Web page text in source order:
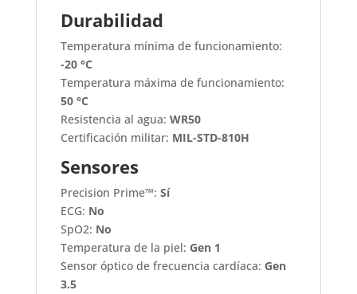
Durabilidad
Temperatura mínima de funcionamiento:
-20 °C
Temperatura máxima de funcionamiento:
50 °C
Resistencia al agua: WR50
Certificación militar: MIL-STD-810H
Sensores
Precision Prime™: Sí
ECG: No
SpO2: No
Temperatura de la piel: Gen 1
Sensor óptico de frecuencia cardíaca: Gen
3.5